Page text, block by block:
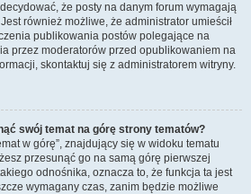
że posty na danym forum wymagają
również możliwe, że administrator umieścił
publikowania postów polegające na
przez moderatorów przed opublikowaniem na
skontaktuj się z administratorem witryny.
swój temat na górę strony tematów?
w górę”, znajdujący się w widoku tematu
przesunąć go na samą górę pierwszej
odnośnika, oznacza to, że funkcja ta jest
wymagany czas, zanim będzie możliwe